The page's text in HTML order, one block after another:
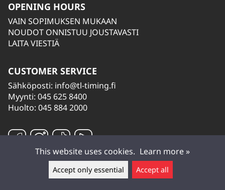
Leave a message ▲
OPENING HOURS
VAIN SOPIMUKSEN MUKAAN
NOUDOT ONNISTUU JOUSTAVASTI
LAITA VIESTIÄ
CUSTOMER SERVICE
Sähköposti: info@tl-timing.fi
Myynti: 045 625 8400
Huolto: 045 884 2000
This website uses cookies. Learn more »
Accept only essential Accept all